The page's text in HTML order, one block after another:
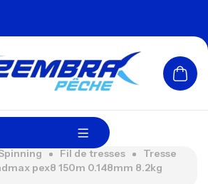
Fil de tresses
Tresse
pex8 150m 0.148mm 8.2kg